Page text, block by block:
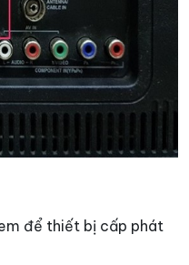
để thiết bị cấp phát